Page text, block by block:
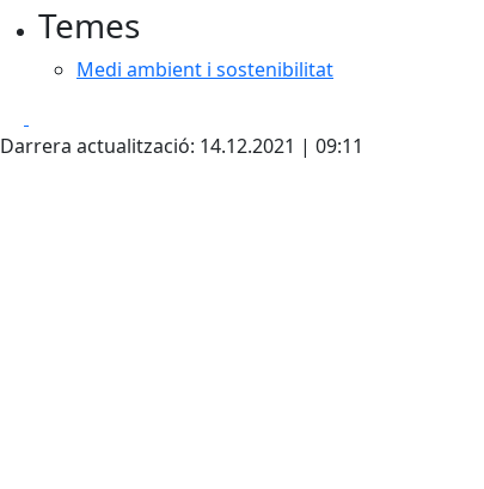
Temes
Medi ambient i sostenibilitat
Darrera actualització: 14.12.2021 | 09:11